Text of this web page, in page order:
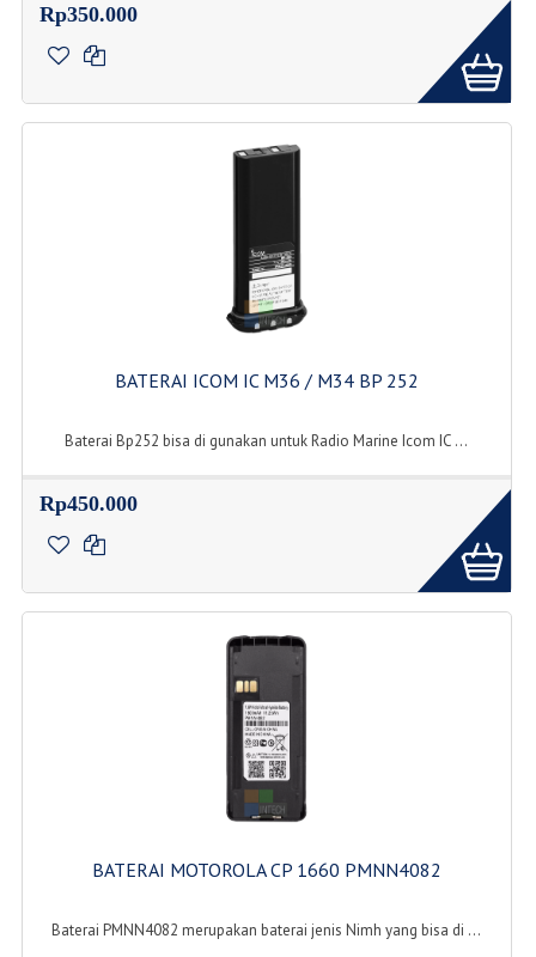
Rp350.000
BATERAI ICOM IC M36 / M34 BP 252
Baterai Bp252 bisa di gunakan untuk Radio Marine Icom IC ...
Rp450.000
BATERAI MOTOROLA CP 1660 PMNN4082
Baterai PMNN4082 merupakan baterai jenis Nimh yang bisa di ...